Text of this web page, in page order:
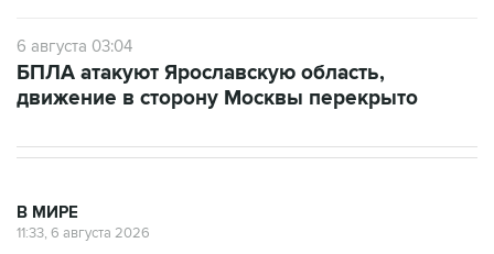
6 августа 03:04
БПЛА атакуют Ярославскую область,
движение в сторону Москвы перекрыто
В МИРЕ
11:33, 6 августа 2026